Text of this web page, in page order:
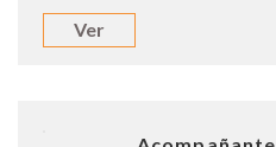
Ver